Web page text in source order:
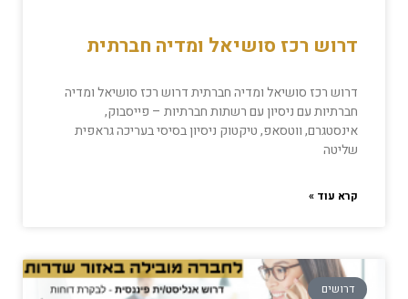
דרוש רכז סושיאל ומדיה חברתית
דרוש רכז סושיאל ומדיה חברתית דרוש רכז סושיאל ומדיה
חברתיות עם ניסיון עם רשתות חברתיות – פייסבוק,
אינסטגרם, ווטסאפ, טיקטוק ניסיון בסיסי בעריכה גראפית
שליטה
קרא עוד »
דרושים